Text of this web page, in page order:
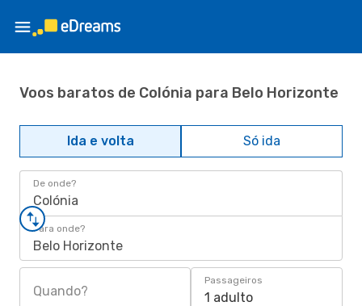
Voos baratos de Colónia para Belo Horizonte
Ida e volta Só ida
De onde?
Colónia
Para onde?
Belo Horizonte
Quando?
Passageiros
1 adulto